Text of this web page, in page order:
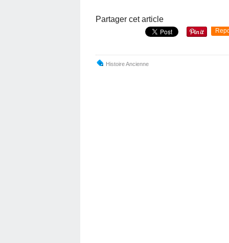
Partager cet article
Histoire Ancienne